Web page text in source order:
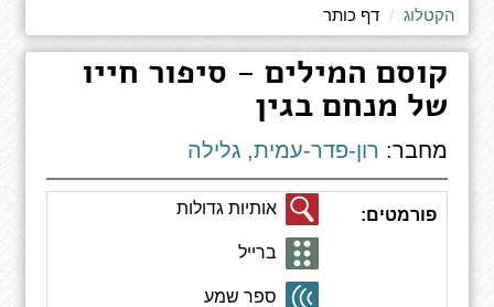
הקטלוג דף כותר
קוסם המילים - סיפור חייו
של מנחם בגין
מחבר: רון-פדר-עמית, גלילה
פורמטים: אותיות גדולות
ברייל
ספר שמע